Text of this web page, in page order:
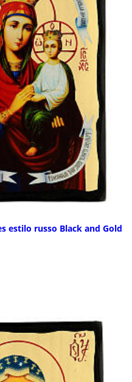
estilo russo Black and Gold